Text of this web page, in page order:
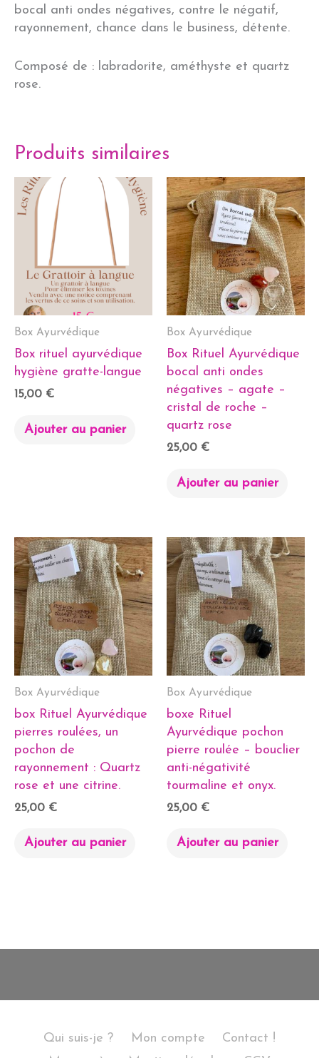
bocal anti ondes négatives, contre le négatif,
rayonnement, chance dans le business, détente.
Composé de : labradorite, améthyste et quartz
rose.
Produits similaires
Box Ayurvédique
Box rituel ayurvédique
hygiène gratte-langue
15,00 €
Ajouter au panier
Box Ayurvédique
Box Rituel Ayurvédique
bocal anti ondes
négatives – agate –
cristal de roche –
quartz rose
25,00 €
Ajouter au panier
Box Ayurvédique
box Rituel Ayurvédique
pierres roulées, un
pochon de
rayonnement : Quartz
rose et une citrine.
25,00 €
Ajouter au panier
Box Ayurvédique
boxe Rituel
Ayurvédique pochon
pierre roulée – bouclier
anti-négativité
tourmaline et onyx.
25,00 €
Ajouter au panier
Qui suis-je ? Mon compte
Contact !